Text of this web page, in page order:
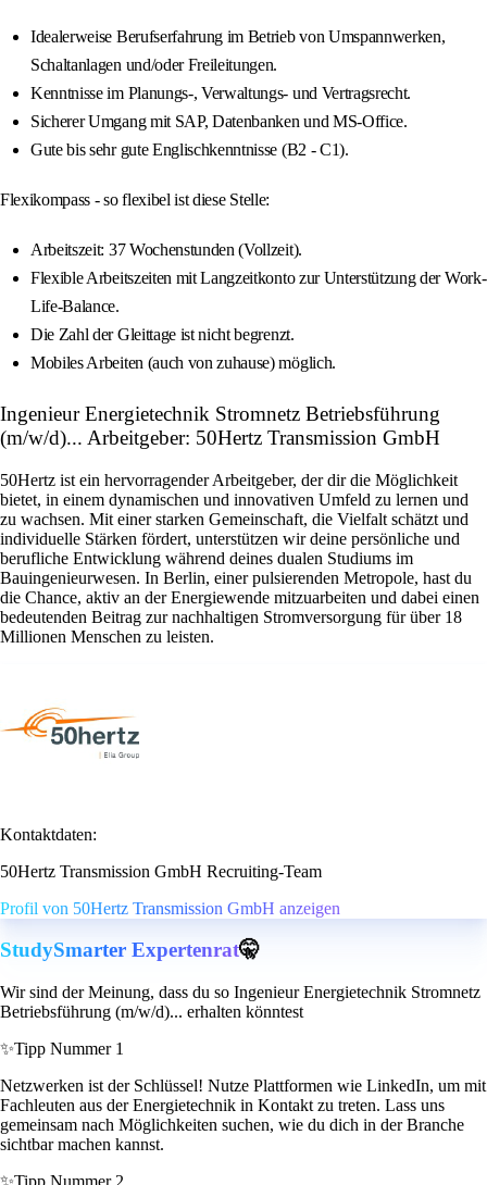
Idealerweise Berufserfahrung im Betrieb von Umspannwerken,
Schaltanlagen und/oder Freileitungen.
Kenntnisse im Planungs-, Verwaltungs- und Vertragsrecht.
Sicherer Umgang mit SAP, Datenbanken und MS-Office.
Gute bis sehr gute Englischkenntnisse (B2 - C1).
Flexikompass - so flexibel ist diese Stelle:
Arbeitszeit: 37 Wochenstunden (Vollzeit).
Flexible Arbeitszeiten mit Langzeitkonto zur Unterstützung der Work-
Life-Balance.
Die Zahl der Gleittage ist nicht begrenzt.
Mobiles Arbeiten (auch von zuhause) möglich.
Ingenieur Energietechnik Stromnetz Betriebsführung
(m/w/d)... Arbeitgeber: 50Hertz Transmission GmbH
50Hertz ist ein hervorragender Arbeitgeber, der dir die Möglichkeit
bietet, in einem dynamischen und innovativen Umfeld zu lernen und
zu wachsen. Mit einer starken Gemeinschaft, die Vielfalt schätzt und
individuelle Stärken fördert, unterstützen wir deine persönliche und
berufliche Entwicklung während deines dualen Studiums im
Bauingenieurwesen. In Berlin, einer pulsierenden Metropole, hast du
die Chance, aktiv an der Energiewende mitzuarbeiten und dabei einen
bedeutenden Beitrag zur nachhaltigen Stromversorgung für über 18
Millionen Menschen zu leisten.
Kontaktdaten:
50Hertz Transmission GmbH Recruiting-Team
Profil von 50Hertz Transmission GmbH anzeigen
StudySmarter Expertenrat🤫
Wir sind der Meinung, dass du so Ingenieur Energietechnik Stromnetz
Betriebsführung (m/w/d)... erhalten könntest
✨Tipp Nummer 1
Netzwerken ist der Schlüssel! Nutze Plattformen wie LinkedIn, um mit
Fachleuten aus der Energietechnik in Kontakt zu treten. Lass uns
gemeinsam nach Möglichkeiten suchen, wie du dich in der Branche
sichtbar machen kannst.